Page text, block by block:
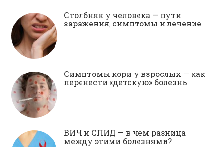
Столбняк у человека — пути
заражения, симптомы и лечение
Симптомы кори у взрослых — как
перенести «детскую» болезнь
ВИЧ и СПИД — в чем разница
между этими болезнями?